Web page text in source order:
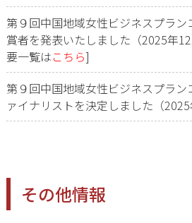
第９回中国地域女性ビジネスプラン
賞者を発表いたしました（2025年12
要一覧はこちら]
第９回中国地域女性ビジネスプラン
ァイナリストを決定しました（
その他情報